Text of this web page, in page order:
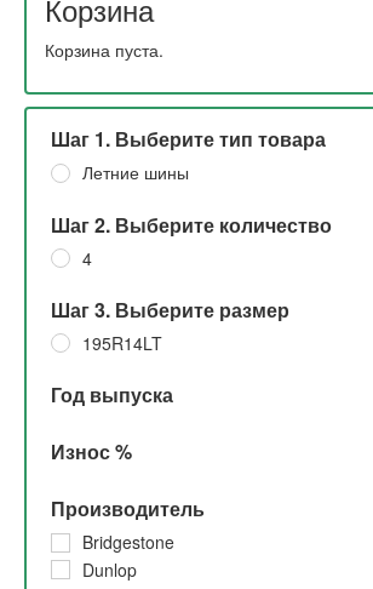
Корзина
Корзина пуста.
Шаг 1. Выберите тип товара
Летние шины
Шаг 2. Выберите количество
4
Шаг 3. Выберите размер
195R14LT
Год выпуска
2016
Износ %
10%
Производитель
Bridgestone
Dunlop